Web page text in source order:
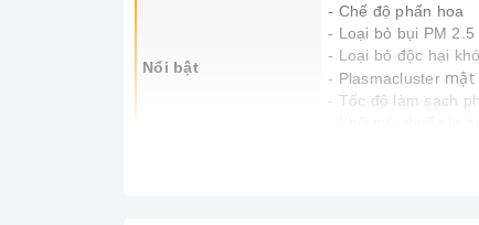
Nổi bật
- Chế độ phấn hoa
- Loại bỏ bụi PM 2.5
- Loại bỏ độc hại
- Plasmaclustermật
- Tốc độ làm sạch
- Bộ lọc HEPA